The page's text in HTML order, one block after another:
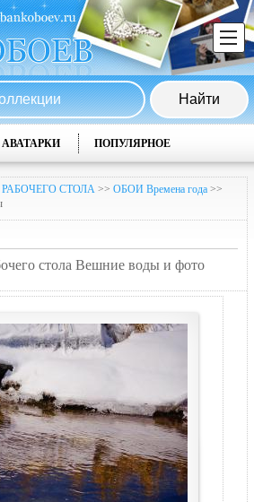
АВАТАРКИ ПОПУЛЯРНОЕ
СТОЛА >> ОБОИ Времена года >>
стола Вешние воды и фото